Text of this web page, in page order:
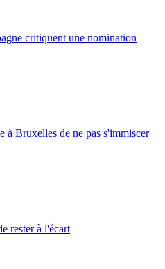
critiquent une nomination
Bruxelles de ne pas s'immiscer
rester à l'écart